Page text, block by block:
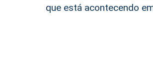
que está acontecendo